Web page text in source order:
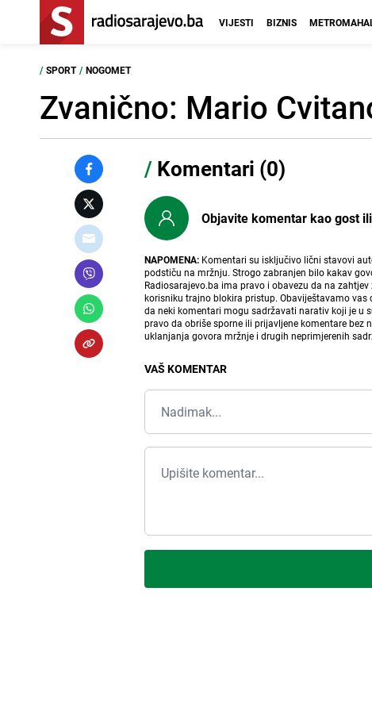
VIJESTI BIZNIS
/ SPORT / NOGOMET
Zvanično: Mario
/ Komentari (0)
Objavite komentar kao gost
NAPOMENA: Komentari su isključivo lični stavovi
podstiču na mržnju. Strogo zabranjen bilo kakav
Radiosarajevo.ba ima pravo i obavezu da na
korisniku trajno blokira pristup. Obaviještavamo
da neki komentari mogu sadržavati narativ koji je u
pravo da obriše sporne ili prijavljene komentare
uklanjanja govora mržnje i drugih neprimjerenih
VAŠ KOMENTAR